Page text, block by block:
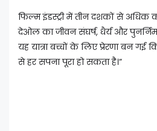
फिल्म इंडस्ट्री में तीन दशकों से
देओल का जीवन संघर्ष, धैर्य और
यह यात्रा बच्चों के लिए प्रेरणा बन गई
से हर सपना पूरा हो सकता है।”